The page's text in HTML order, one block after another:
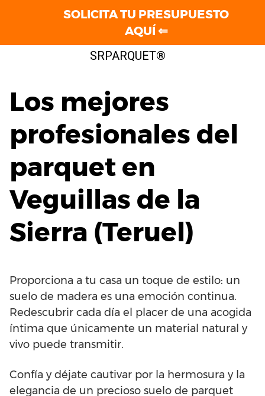
SRPARQUET®
Los mejores
profesionales del
parquet en
Veguillas de la
Sierra (Teruel)
Proporciona a tu casa un toque de estilo: un
suelo de madera es una emoción continua.
Redescubrir cada día el placer de una acogida
íntima que únicamente un material natural y
vivo puede transmitir.
Confía y déjate cautivar por la hermosura y la
elegancia de un precioso suelo de parquet
SOLICITA TU PRESUPUESTO
AQUÍ ⇐